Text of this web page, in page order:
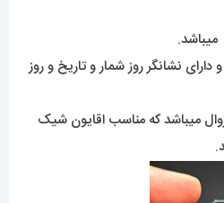
نشانگر روز شمار و تاریخ و روز
میباشد که مناسب اقایون شیک